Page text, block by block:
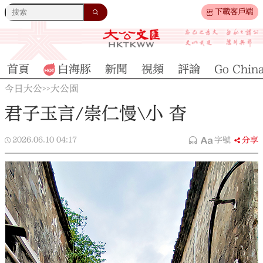
下載客戶端
首頁 白海豚 新聞 視頻 評論 Go
今日大公>>大公園
君子玉言/崇仁慢\小 杳
2026.06.10 04:17 字號 分享